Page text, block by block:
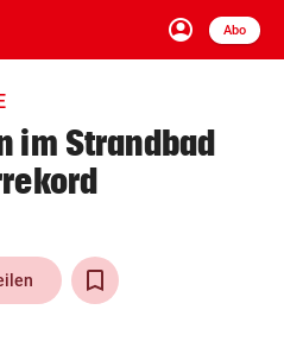
account_circle
Anmelden
Abo
close Schließen
arrow_right
im Strandbad